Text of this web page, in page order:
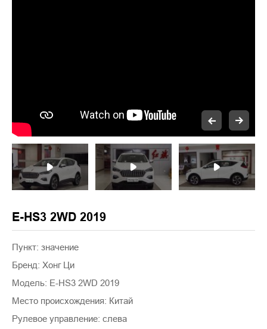
E-HS3 2WD 2019
Пункт: значение
Бренд: Хонг Ци
Модель: E-HS3 2WD 2019
Место происхождения: Китай
Рулевое управление: слева